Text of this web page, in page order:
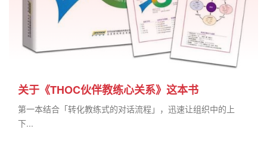
关于《THOC伙伴教练心关系》这本书
第一本结合「转化教练式的对话流程」，迅速让组织中的上
下...